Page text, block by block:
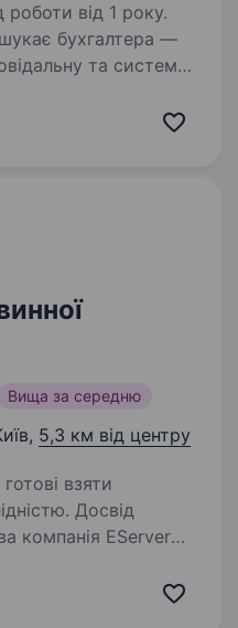
роботи від 1 року.
та системну
Вища за середню
5,3 км від центру
взяти
Досвід
Трохи про нас